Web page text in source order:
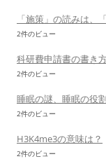
「施策」の読みは、
2件のビュー
科研費申請書の書き
2件のビュー
睡眠の謎、睡眠の役
2件のビュー
H3K4me3の意味は？
2件のビュー